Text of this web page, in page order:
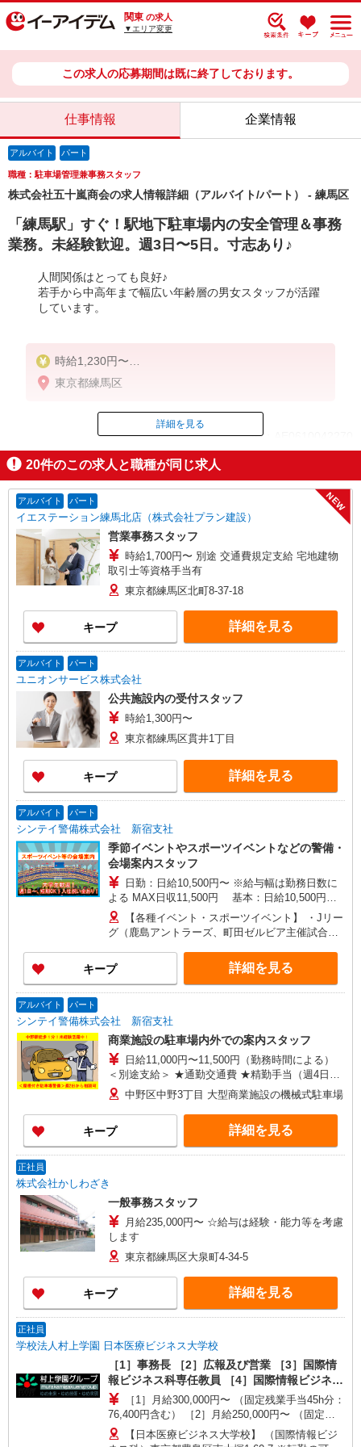
関東 の求人
▼エリア変更
この求人の応募期間は既に終了しております。
仕事情報 企業情報
アルバイト パート
職種：駐車場管理兼事務スタッフ
株式会社五十嵐商会の求人情報詳細（アルバイト/パート） - 練馬区
「練馬駅」すぐ！駅地下駐車場内の安全管理＆事務
業務。未経験歓迎。週3日〜5日。寸志あり♪
人間関係はとっても良好♪
若手から中高年まで幅広い年齢層の男女スタッフが活躍
しています。
時給1,230円〜
※試用期間3ヶ月（同条件）
東京都練馬区
ID：AE0610042270
掲載期間終了
詳細を見る
20件のこの求人と職種が同じ求人
アルバイト パート
イエステーション練馬北店（株式会社プラン建設）
NEW
営業事務スタッフ
時給1,700円〜 別途 交通費規定支給 宅地建物
取引士等資格手当有
東京都練馬区北町8-37-18
キープ 詳細を見る
アルバイト パート
ユニオンサービス株式会社
公共施設内の受付スタッフ
時給1,300円〜
東京都練馬区貫井1丁目
キープ 詳細を見る
アルバイト パート
シンテイ警備株式会社 新宿支社
季節イベントやスポーツイベントなどの警備・
会場案内スタッフ
日勤：日給10,500円〜 ※給与幅は勤務日数に
よる MAX日収11,500円 基本：日給10,500円の
場合 精勤手当：＋1,000円 ※週4日〜勤務の場
合 【各種手当】 ・精勤手当：1,000円/日 ※週4
回以上勤務の場合 ・研修手当：3日間30,000円 ・
入社祝金：合計5万円 【給与は週払いor月払い、
選べます】 ★週払い（毎週水曜） ※勤務日数によ
って規定あり ★月払い（毎月25日） 給料前払い
料を受け取ることもできます！（規定あり）
【各種イベント・スポーツイベント】 ・Jリー
グ（鹿島アントラーズ、町田ゼルビア主催試合）
・夏季／花火大会の雑踏警備・交通警備など ・通
年／六本木ヒルズ・東京ビッグサイト催事警備 ★
今後も随時、様々なイベント案件が追加されます
ロ丸ノ内線、 都営地下鉄副都心線など新宿駅西口
から徒歩5分の 好立地の新宿支社です！
キープ 詳細を見る
アルバイト パート
シンテイ警備株式会社 新宿支社
商業施設の駐車場内外での案内スタッフ
日給11,000円〜11,500円（勤務時間による）
＜別途支給＞ ★通勤交通費 ★精勤手当（週4日勤
務以上）：1,000円/日 ★資格手当（交通誘導警備
業務資格手当 300円〜1,000円/日） ★研修手
当：3日間30,000円 ★入社祝金：合計5万円 【給
与は週払いor月払い、選べます】 ★週払い（毎週
水曜） ※勤務日数によって規定あり ★月払い（毎
中野区中野3丁目 大型商業施設の機械式駐車場
キープ 詳細を見る
正社員
株式会社かしわざき
一般事務スタッフ
月給235,000円〜 ☆給与は経験・能力等を考慮
します
東京都練馬区大泉町4-34-5
キープ 詳細を見る
正社員
学校法人村上学園 日本医療ビジネス大学校
［1］事務長 ［2］広報及び営業 ［3］国際情
報ビジネス科専任教員 ［4］国際情報ビジネス
科科長 ［5］事務（国際情報ビジネス科）
［1］月給300,000円〜 （固定残業手当45h分：
76,400円含む） ［2］月給250,000円〜 （固定残
業手当45h分：63,700円含む） ［3］月給230,000
円〜 （固定残業手当45h分：58,600円含む）
【日本医療ビジネス大学校】 （国際情報ビジ